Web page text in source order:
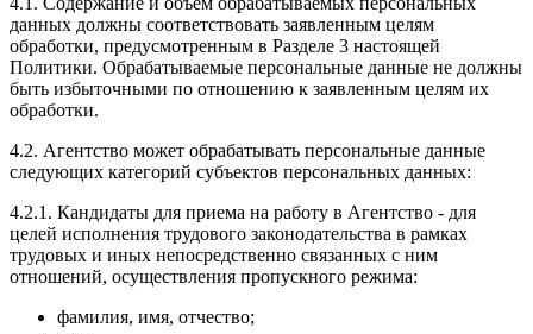
данных должны соответствовать заявленным целям
обработки, предусмотренным в Разделе 3 настоящей
Политики. Обрабатываемые персональные данные не должны
быть избыточными по отношению к заявленным целям их
обработки.
4.2. Агентство может обрабатывать персональные данные
следующих категорий субъектов персональных данных:
4.2.1. Кандидаты для приема на работу в Агентство - для
целей исполнения трудового законодательства в рамках
трудовых и иных непосредственно связанных с ним
отношений, осуществления пропускного режима:
фамилия, имя, отчество;